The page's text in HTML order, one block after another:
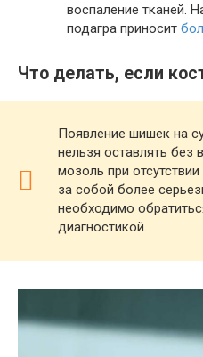
воспаление тканей.
подагра приносит
Что делать, если
Появление шишек на
нельзя оставлять
мозоль при
за собой более
необходимо
диагностикой.